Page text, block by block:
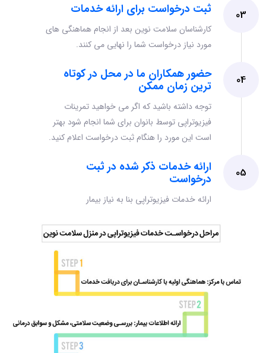
03 ثبت درخواست برای ارائه خدمات
کارشناسان سلامت نوین بعد از انجام هماهنگی های
مورد نیاز درخواست شما را نهایی می‌ کنند.
04 حضور همکاران ما در محل در کوتاه
ترین زمان ممکن
توجه داشته باشید که اگر می خواهید تمرینات
فیزیوتراپی توسط بانوان برای شما انجام شود بهتر
است این مورد را هنگام ثبت درخواست اعلام کنید.
05 ارائه خدمات ذکر شده در ثبت
درخواست
ارائه خدمات فیزیوتراپی بنا به نیاز بیمار